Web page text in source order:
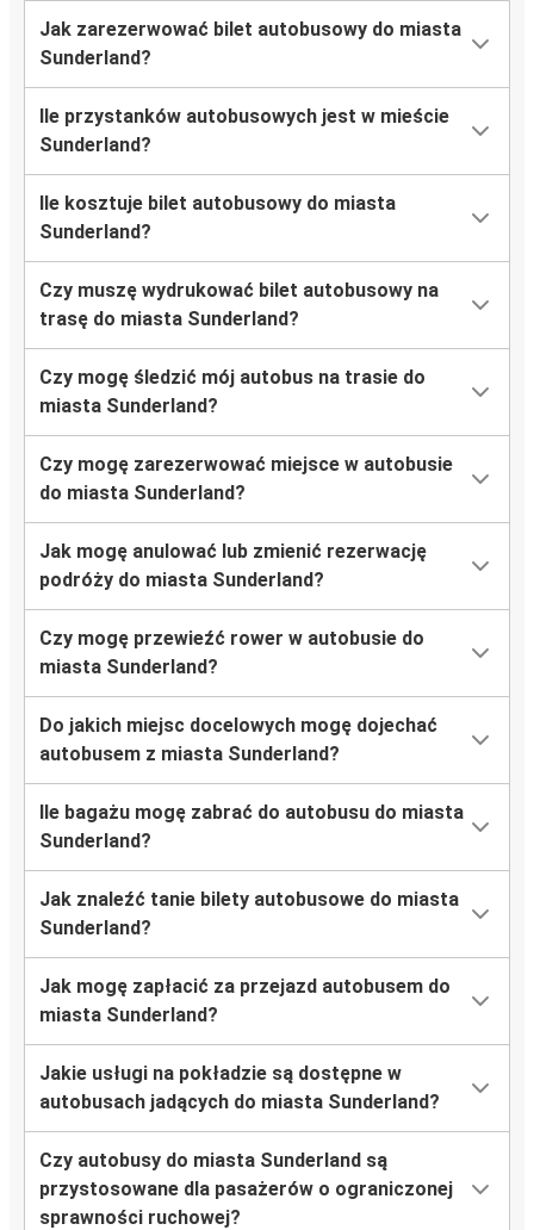
Jak zarezerwować bilet autobusowy do miasta
Sunderland?
Ile przystanków autobusowych jest w mieście
Sunderland?
Ile kosztuje bilet autobusowy do miasta
Sunderland?
Czy muszę wydrukować bilet autobusowy na
trasę do miasta Sunderland?
Czy mogę śledzić mój autobus na trasie do
miasta Sunderland?
Czy mogę zarezerwować miejsce w autobusie
do miasta Sunderland?
Jak mogę anulować lub zmienić rezerwację
podróży do miasta Sunderland?
Czy mogę przewieźć rower w autobusie do
miasta Sunderland?
Do jakich miejsc docelowych mogę dojechać
autobusem z miasta Sunderland?
Ile bagażu mogę zabrać do autobusu do miasta
Sunderland?
Jak znaleźć tanie bilety autobusowe do miasta
Sunderland?
Jak mogę zapłacić za przejazd autobusem do
miasta Sunderland?
Jakie usługi na pokładzie są dostępne w
autobusach jadących do miasta Sunderland?
Czy autobusy do miasta Sunderland są
przystosowane dla pasażerów o ograniczonej
sprawności ruchowej?